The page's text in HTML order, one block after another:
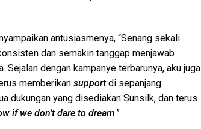
antusiasmenya, “Senang sekali
dan semakin tanggap menjawab
Sejalan dengan kampanye terbarunya, aku juga
memberikan supportdi sepanjang
dukungan yang disediakan Sunsilk, dan terus
if we don’t dare to dream.”